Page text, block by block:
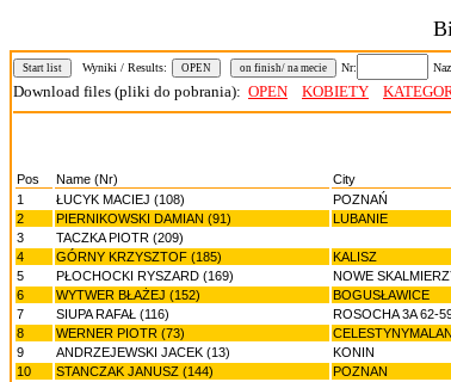
Start list Wyniki / Results: OPEN on finish/ na mecie Nr:
Download files (pliki do pobrania): OPEN KOBIETY
Pos Name (Nr) City
1
ŁUCYK MACIEJ (108) POZNAŃ
2
PIERNIKOWSKI DAMIAN (91) LUBANIE
3
TACZKA PIOTR (209)
4
GÓRNY KRZYSZTOF (185) KALISZ
5
PŁOCHOCKI RYSZARD (169) NOWE
6
WYTWER BŁAŻEJ (152) BOGUSŁAWICE
7
SIUPA RAFAŁ (116) ROSOCHA 3A 62-
8
WERNER PIOTR (73)
9
ANDRZEJEWSKI JACEK (13) KONIN
10
STANCZAK JANUSZ (144) POZNAN